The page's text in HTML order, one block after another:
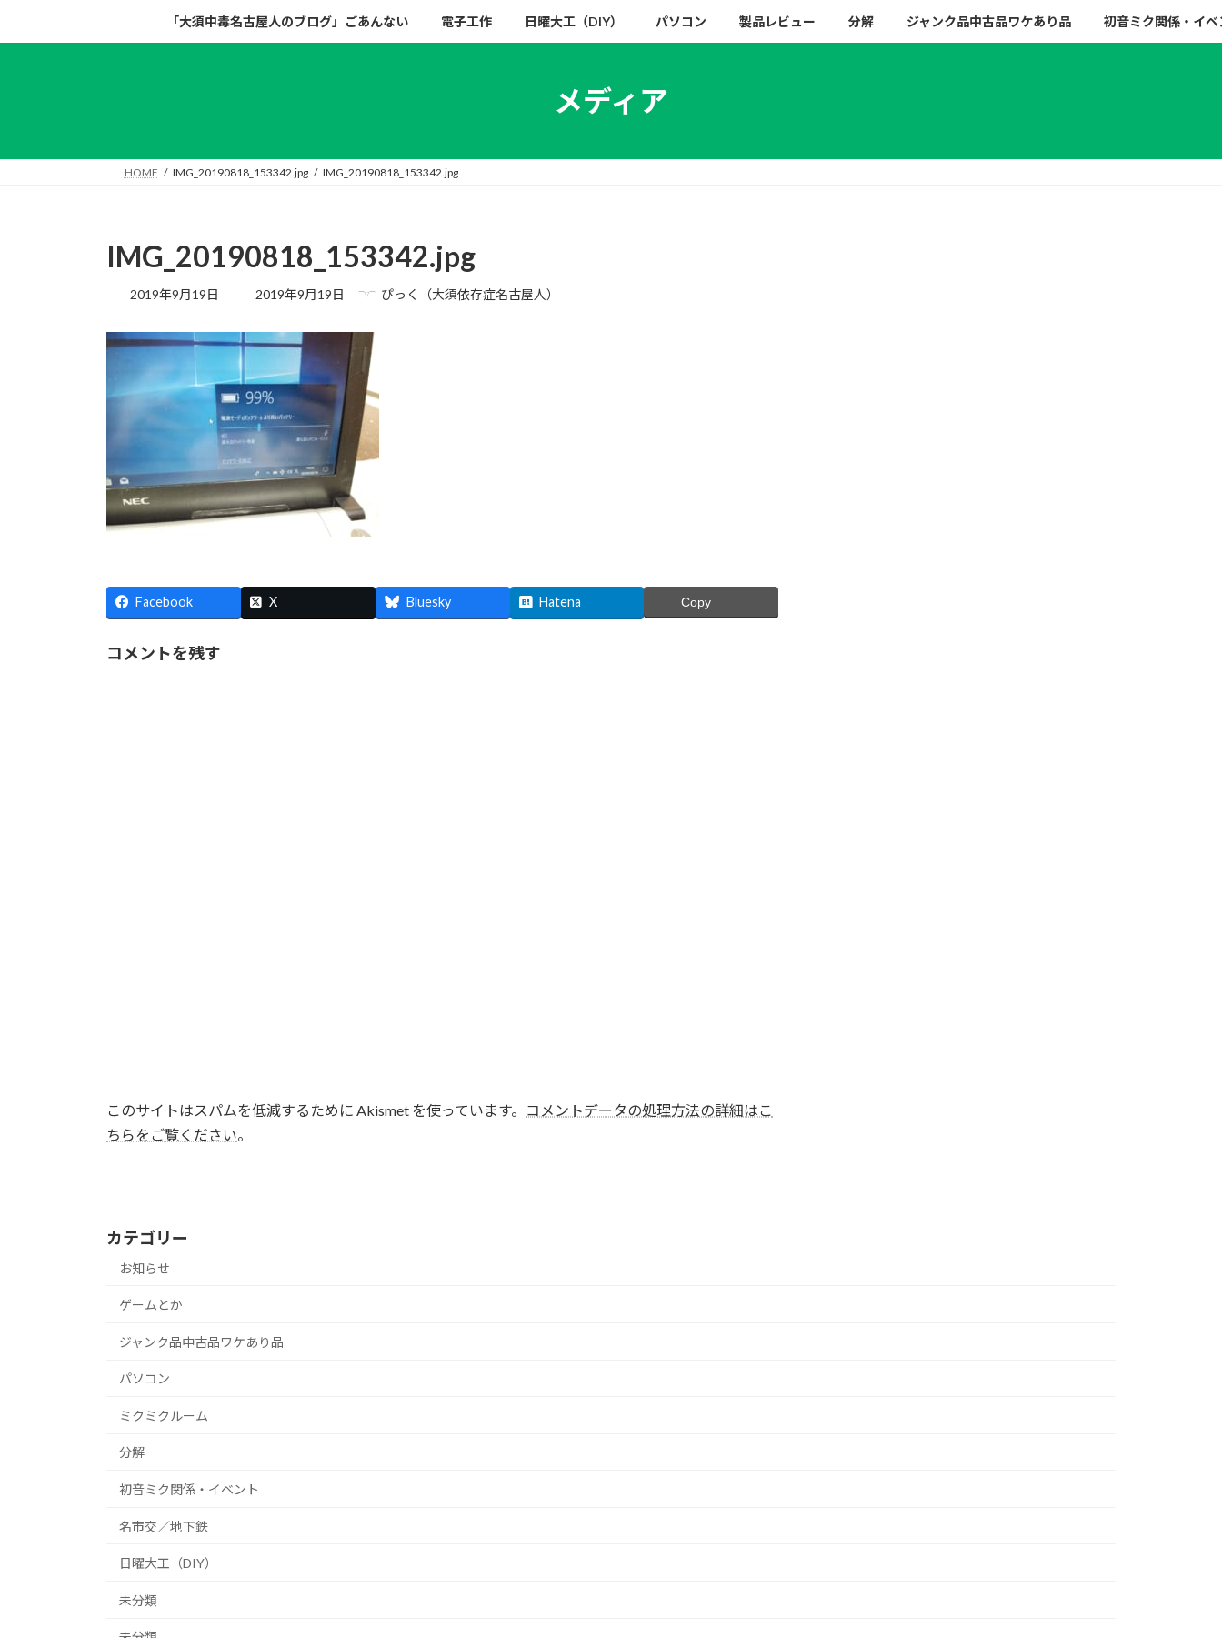
キ
に
「大須中毒名古屋人のブログ」ごあんない 電子工作 日曜大工（DIY） パソコン 製品レビュー 分解 ジャンク品中古品ワケあり品 初音ミク関係・イベ
メディア
HOME IMG_20190818_153342.jpg IMG_20190818_153342.jpg
IMG_20190818_153342.jpg
2019年9月19日
最
更
新
時
:
2019年9月19日 ぴっく（大須依存症名古屋人）
Facebook X Bluesky Hatena Copy
コメントを残す
このサイトはスパムを低減するために Akismet を使っています。
コメントデータの処理方法の詳細はこ
ちらをご覧ください。
カテゴリー
お知らせ
ゲームとか
ジャンク品中古品ワケあり品
パソコン
ミクミクルーム
分解
初音ミク関係・イベント
名市交／地下鉄
日曜大工（DIY）
未分類